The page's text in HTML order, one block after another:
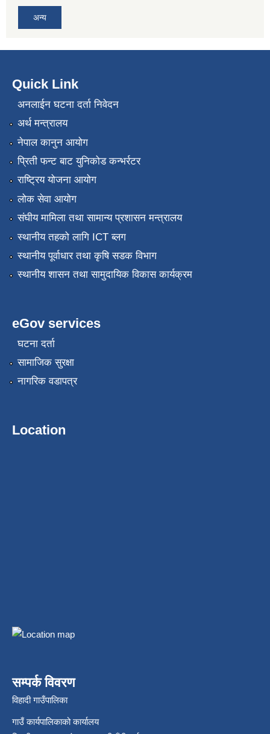
अन्य
Quick Link
अनलाईन घटना दर्ता निवेदन
अर्थ मन्त्रालय
नेपाल कानुन आयोग
प्रिती फन्ट बाट युनिकोड कन्भर्रटर
राष्ट्रिय योजना आयोग
लोक सेवा आयोग
संघीय मामिला तथा सामान्य प्रशासन मन्त्रालय
स्थानीय तहको लागि ICT ब्लग
स्थानीय पूर्वाधार तथा कृषि सडक विभाग
स्थानीय शासन तथा सामुदायिक विकास कार्यक्रम
eGov services
घटना दर्ता
सामाजिक सुरक्षा
नागरिक वडापत्र
Location
सम्पर्क विवरण
विहादी गाउँपालिका
गाउँ कार्यपालिकाको कार्यालय